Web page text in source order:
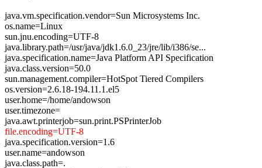
java.vm.specification.vendor=Sun Microsystems Inc.
os.name=Linux
sun.jnu.encoding=UTF-8
java.library.path=/usr/java/jdk1.6.0_23/jre/lib/i386/se...
java.specification.name=Java Platform API Specification
java.class.version=50.0
sun.management.compiler=HotSpot Tiered Compilers
os.version=2.6.18-194.11.1.el5
user.home=/home/andowson
user.timezone=
java.awt.printerjob=sun.print.PSPrinterJob
file.encoding=UTF-8
java.specification.version=1.6
user.name=andowson
java.class.path=.